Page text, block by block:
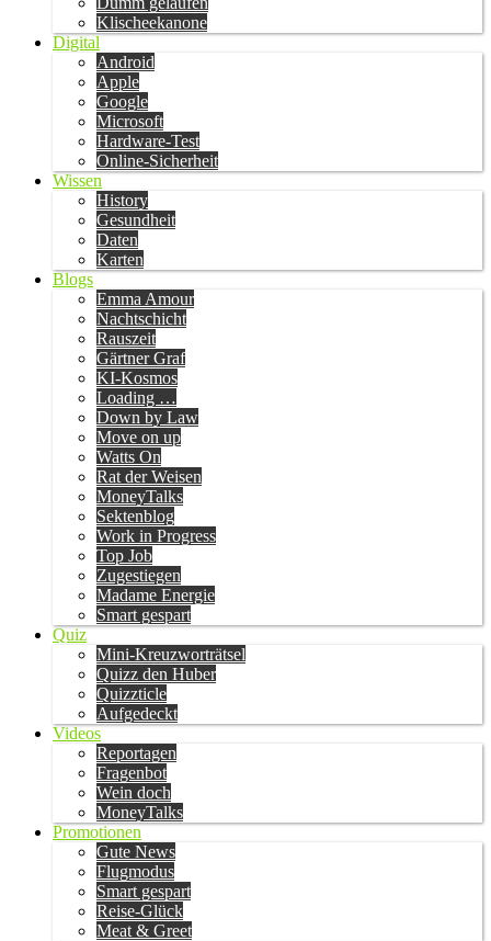
Klischeekanone
Digital
Android
Apple
Google
Microsoft
Hardware-Test
Online-Sicherheit
Wissen
History
Gesundheit
Daten
Karten
Blogs
Emma Amour
Nachtschicht
Rauszeit
Gärtner Graf
KI-Kosmos
Loading …
Down by Law
Move on up
Watts On
Rat der Weisen
MoneyTalks
Sektenblog
Work in Progress
Top Job
Zugestiegen
Madame Energie
Smart gespart
Quiz
Mini-Kreuzworträtsel
Quizz den Huber
Quizzticle
Aufgedeckt
Videos
Reportagen
Fragenbot
Wein doch
MoneyTalks
Promotionen
Gute News
Flugmodus
Smart gespart
Reise-Glück
Meat & Greet